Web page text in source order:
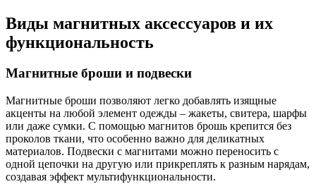
Виды магнитных аксессуаров и их
функциональность
Магнитные броши и подвески
Магнитные броши позволяют легко добавлять изящные
акценты на любой элемент одежды – жакеты, свитера, шарфы
или даже сумки. С помощью магнитов брошь крепится без
проколов ткани, что особенно важно для деликатных
материалов. Подвески с магнитами можно переносить с
одной цепочки на другую или прикреплять к разным нарядам,
создавая эффект мультифункциональности.